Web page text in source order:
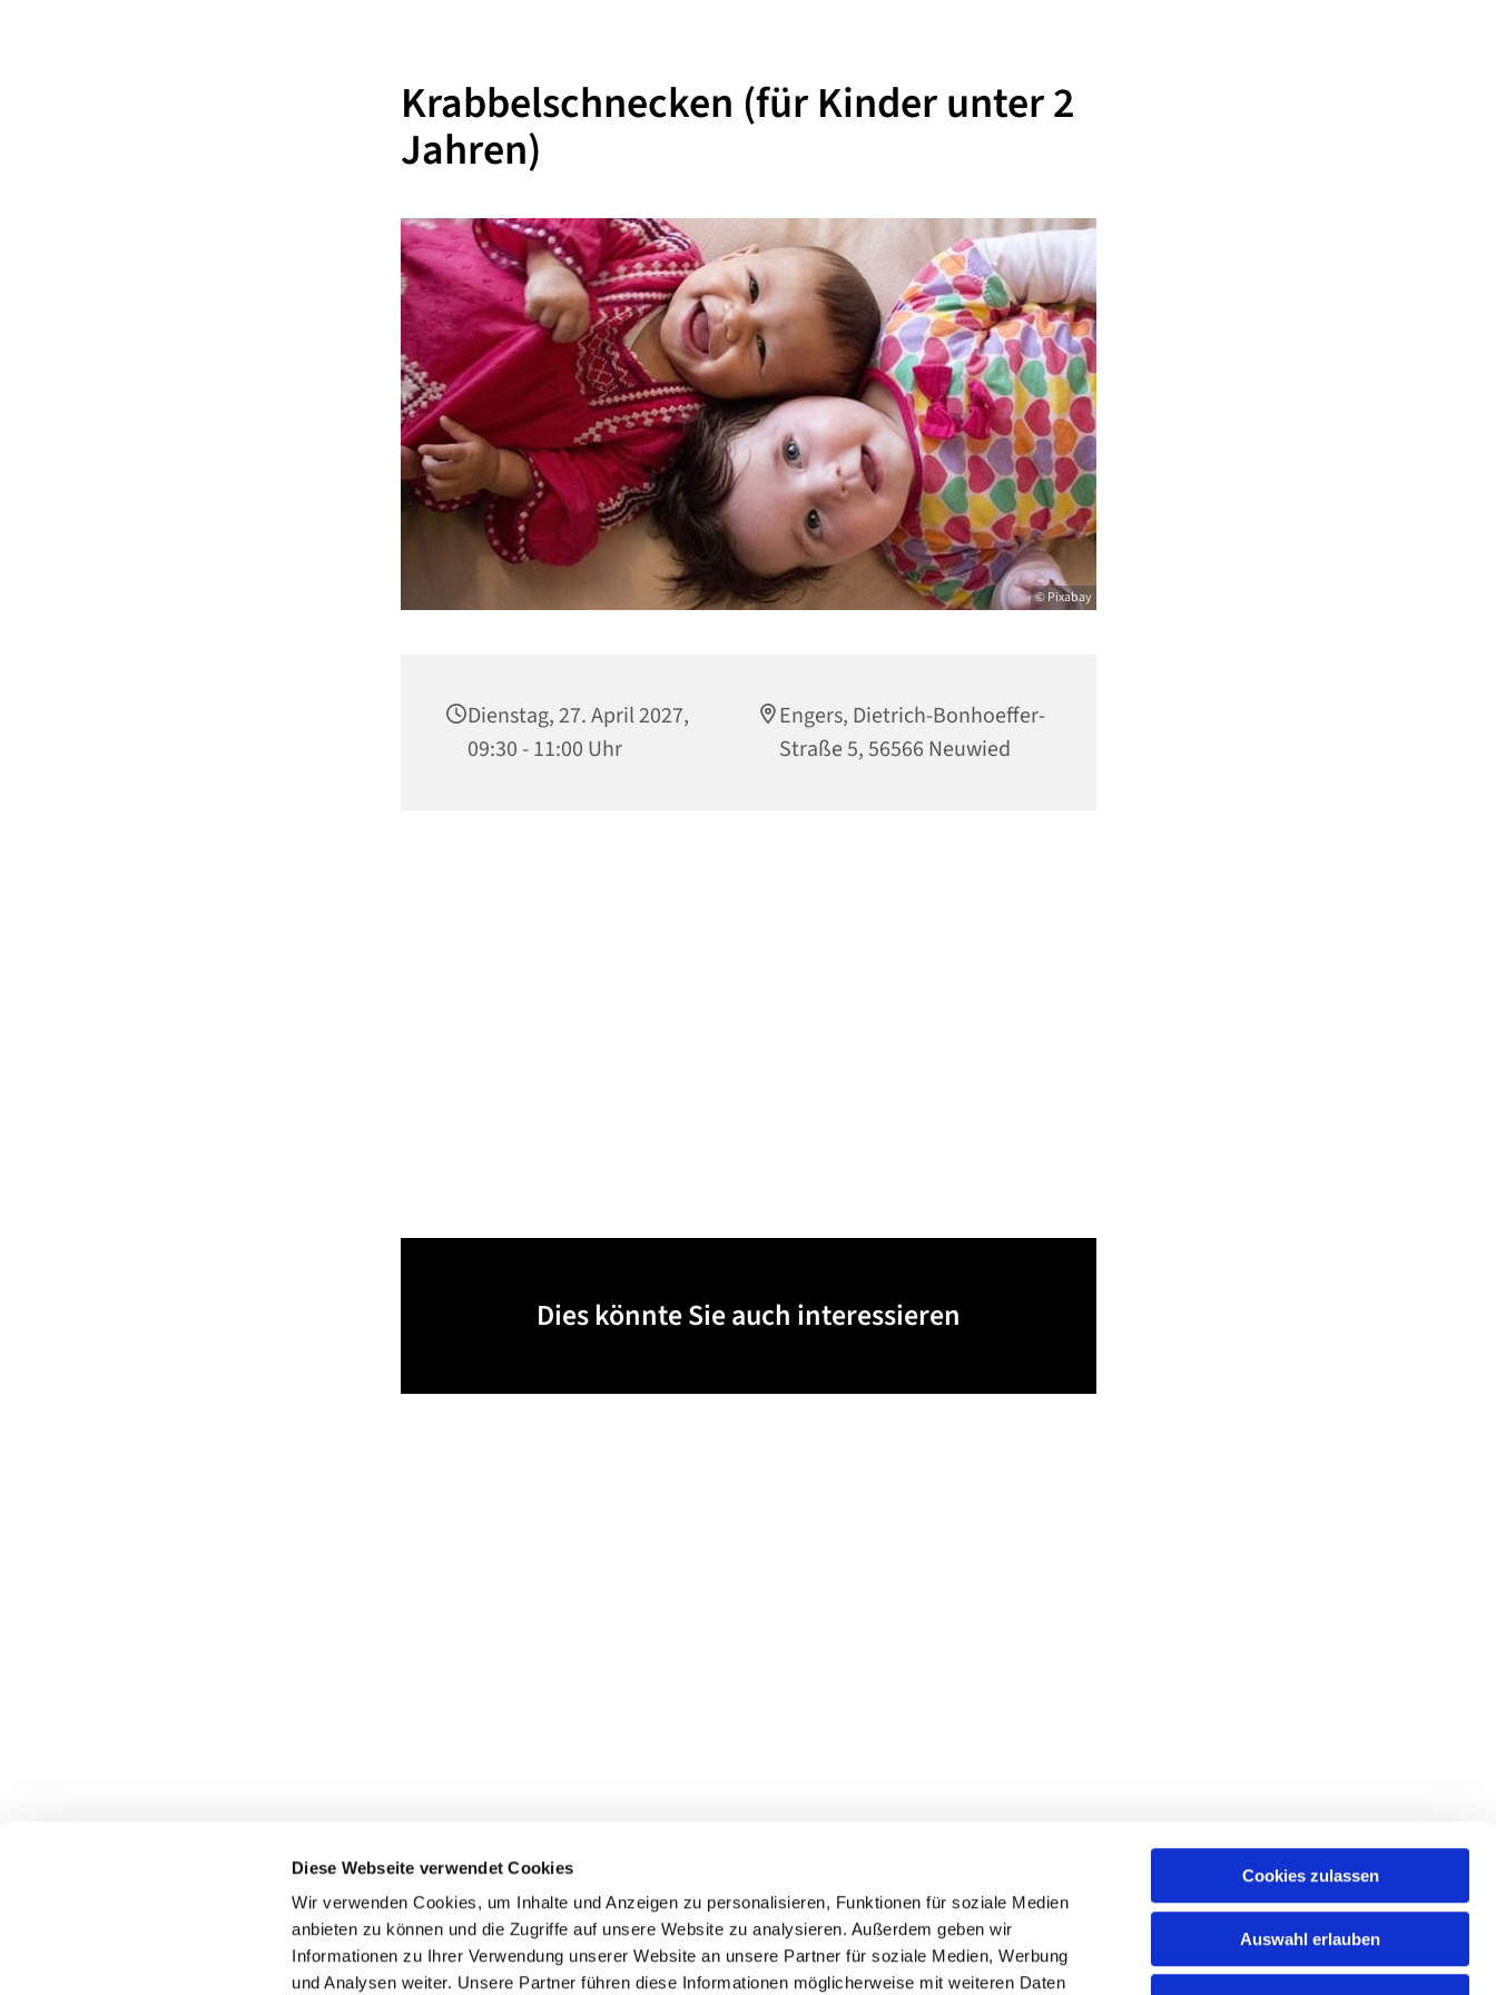
Diese Webseite verwendet Cookies
Wir verwenden Cookies, um Inhalte und Anzeigen zu personalisieren, Funktionen für soziale Medien
anbieten zu können und die Zugriffe auf unsere Website zu analysieren. Außerdem geben wir
Informationen zu Ihrer Verwendung unserer Website an unsere Partner für soziale Medien, Werbung
und Analysen weiter. Unsere Partner führen diese Informationen möglicherweise mit weiteren Daten
Cookies zulassen
Auswahl erlauben
Krabbelschnecken (für Kinder unter 2
Jahren)
© Pixabay
Dienstag, 27. April 2027,
09:30 - 11:00 Uhr
Engers, Dietrich-Bonhoeffer-
Straße 5, 56566 Neuwied
Dies könnte Sie auch interessieren